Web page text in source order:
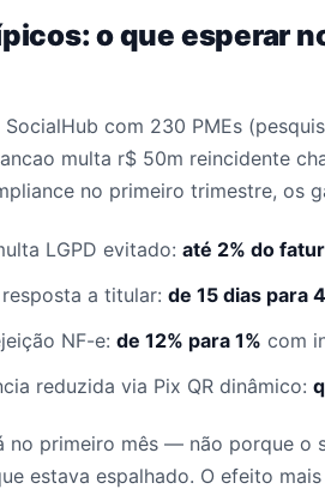
o que esperar
com 230 PMEs
multa r$ 50m reincidente
no primeiro trimestre, os
LGPD evitado: até 2% do
a titular: de 15 dias para
NF-e: de 12% para 1% com
reduzida via Pix QR dinâmico:
no primeiro mês — não porque o
estava espalhado. O efeito